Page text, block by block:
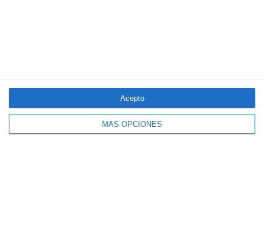
MÁS OPCIONES
Acepto
El seguro español activa dispositivos